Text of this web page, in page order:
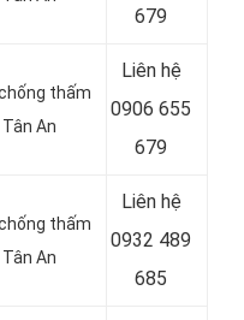
679
thấm
An
Liên hệ
0906 655
679
thấm
An
Liên hệ
0932 489
685